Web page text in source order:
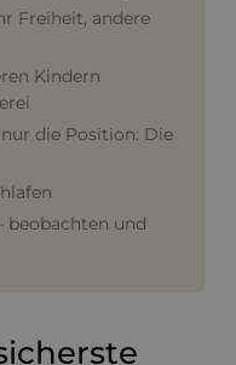
Freiheit, andere
Kindern
nur die Position: Die
beobachten und